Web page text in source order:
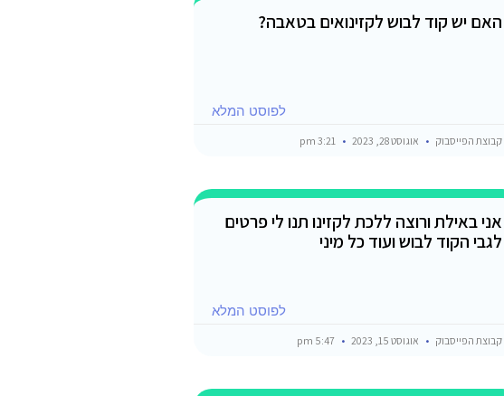
האם יש קוד לבוש לקזינואים בטאבה?
לפוסט המלא
קבוצת הפייסבוק אוגוסט 28, 2023
אני באילת ורוצה ללכת לקזינו תנו לי פרטים
לגבי הקוד לבוש ועוד כל מיני
לפוסט המלא
קבוצת הפייסבוק אוגוסט 15, 2023